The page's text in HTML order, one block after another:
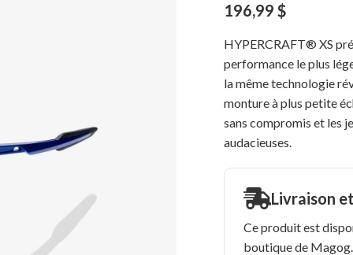
196,99$
HYPERCRAFT® XS
performance le plus
la même technologie
monture à plus petite
sans compromis et les
audacieuses.
Livraison
Ce produit est
boutique de Magog.